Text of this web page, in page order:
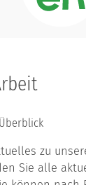
zu
Sie alle